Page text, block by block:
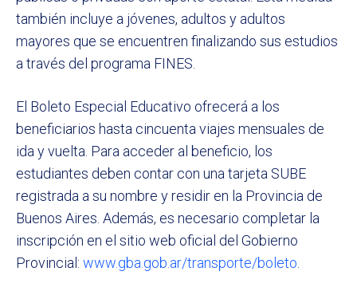
también incluye a jóvenes, adultos y adultos
mayores que se encuentren finalizando sus estudios
a través del programa FINES.
El Boleto Especial Educativo ofrecerá a los
beneficiarios hasta cincuenta viajes mensuales de
ida y vuelta. Para acceder al beneficio, los
estudiantes deben contar con una tarjeta SUBE
registrada a su nombre y residir en la Provincia de
Buenos Aires. Además, es necesario completar la
inscripción en el sitio web oficial del Gobierno
Provincial: www.gba.gob.ar/transporte/boleto